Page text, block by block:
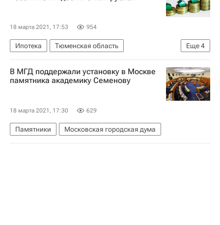
18 марта 2021, 17:53 954
Еще4
Ипотека
Тюменская область
Московская область (Подмосковье)
Москва
Национальное бюро кредитных историй
В МГД поддержали установку в Москве
памятника академику Семенову
18 марта 2021, 17:30 629
Памятники Московская городская дума